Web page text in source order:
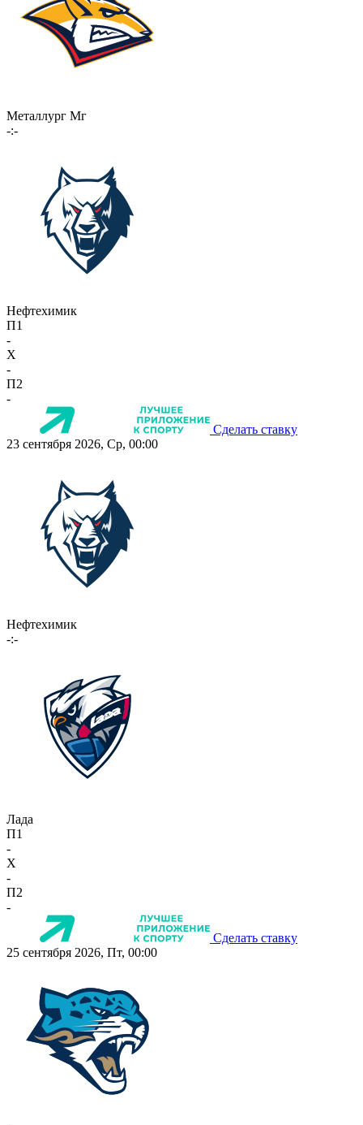
Металлург Мг
-:-
Нефтехимик
П1
-
X
-
П2
-
Сделать ставку
23 сентября 2026, Ср, 00:00
Нефтехимик
-:-
Лада
П1
-
X
-
П2
-
Сделать ставку
25 сентября 2026, Пт, 00:00